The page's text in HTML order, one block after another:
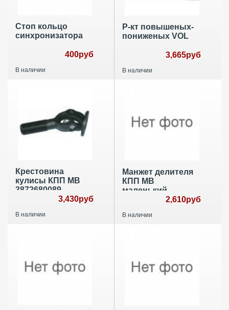
Стоп кольцо
синхронизатора
400руб
В наличии
Р-кт повышеных-
пониженых VOL
3,665руб
В наличии
Крестовина
кулисы КПП MB
3872680089
3,430руб
В наличии
Манжет делителя
КПП МВ
маленький
2,610руб
В наличии